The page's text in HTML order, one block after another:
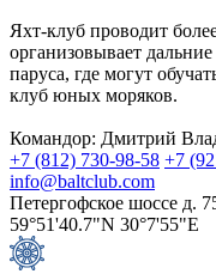
Яхт-клуб проводит
организовывает
паруса, где могут
клуб юных моряков.
Командор: Дмитрий
+7 (812) 730-98-58 +7
info@baltclub.com
Петергофское шоссе д.
59°51'40.7"N 30°7'55"E